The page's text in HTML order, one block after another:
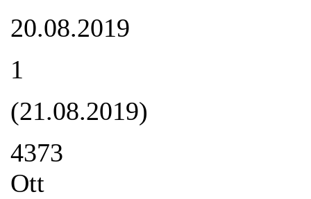
20.08.2019
1
(21.08.2019)
4373
Ott